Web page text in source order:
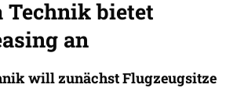
Technik bietet
an
will zunächst Flugzeugsitze